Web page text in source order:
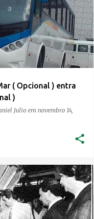
( Opcional ) entra
)
Julioem novembro 14,